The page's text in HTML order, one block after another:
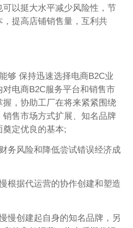
以挺大水平减少风险性，节
提高店铺销售量，互利共
够 保持迅速选择电商B2C业
电商B2C服务平台和销售市
，协助工厂在将来紧紧围绕
售市场方式扩展、知名品牌
奠定优良的基本;
务风险和降低尝试错误经济成
根据代运营的协作创建和塑造
慢创建起自身的知名品牌，另